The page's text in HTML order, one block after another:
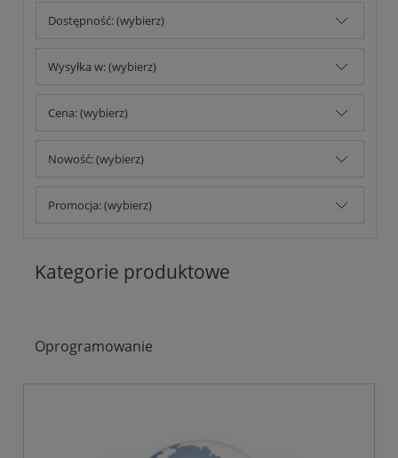
Dostępność: (wybierz)
Wysyłka w: (wybierz)
Cena: (wybierz)
Nowość: (wybierz)
Promocja: (wybierz)
Kategorie produktowe
Oprogramowanie